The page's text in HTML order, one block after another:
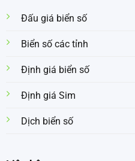
Đấu giá biển số
Biển số các tỉnh
Định giá biển số
Định giá Sim
Dịch biển số